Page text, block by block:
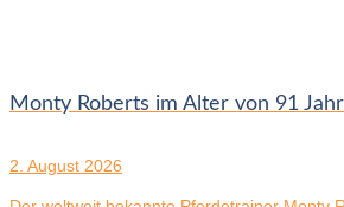
Monty Roberts im Alter von 91
2. August 2026